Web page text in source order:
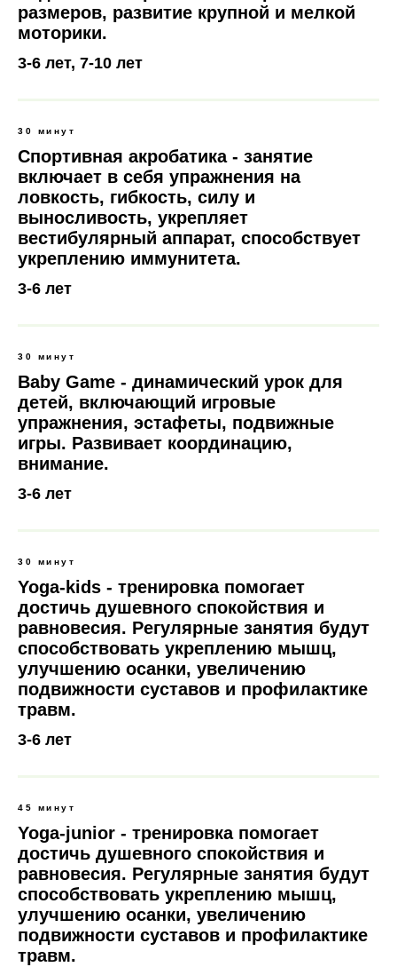
размеров, развитие крупной и мелкой
моторики.
3-6 лет, 7-10 лет
30 минут
Спортивная акробатика - занятие
включает в себя упражнения на
ловкость, гибкость, силу и
выносливость, укрепляет
вестибулярный аппарат, способствует
укреплению иммунитета.
3-6 лет
30 минут
Baby Game - динамический урок для
детей, включающий игровые
упражнения, эстафеты, подвижные
игры. Развивает координацию,
внимание.
3-6 лет
30 минут
Yoga-kids - тренировка помогает
достичь душевного спокойствия и
равновесия. Регулярные занятия будут
способствовать укреплению мышц,
улучшению осанки, увеличению
подвижности суставов и профилактике
травм.
3-6 лет
45 минут
Yoga-junior - тренировка помогает
достичь душевного спокойствия и
равновесия. Регулярные занятия будут
способствовать укреплению мышц,
улучшению осанки, увеличению
подвижности суставов и профилактике
травм.